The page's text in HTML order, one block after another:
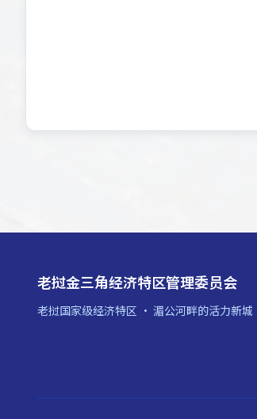
老挝金三角经济特区管理委员会
老挝国家级经济特区 · 湄公河畔的活力新城